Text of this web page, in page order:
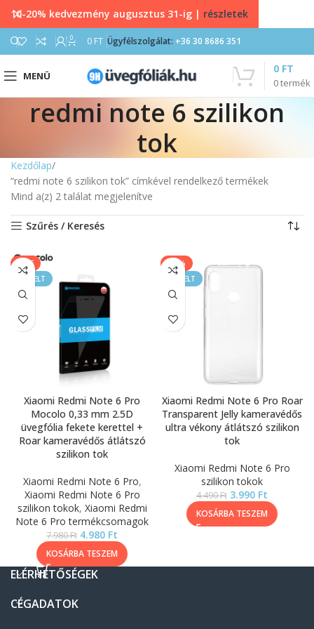
0 0 FT Ügyfélszolgálat: +36 30 8686 351
MENÜ
0termék
0 FT
redmi note 6 szilikon
tok
Kezdőlap
“redmi note 6 szilikon tok” címkével rendelkező termékek
Mind a(z) 2 találat megjelenítve
Szűrés / Keresés
SALE
KIEMELT
Xiaomi Redmi Note 6 Pro
Mocolo 0,33 mm 2.5D
üvegfólia fekete kerettel +
Roar kameravédős átlátszó
szilikon tok
Xiaomi Redmi Note 6 Pro,
Xiaomi Redmi Note 6 Pro
szilikon tokok, Xiaomi Redmi
Note 6 Pro termékcsomagok
7.980Ft 4.980 Ft
KOSÁRBA TESZEM
-11%
KIEMELT
Xiaomi Redmi Note 6 Pro Roar
Transparent Jelly kameravédős
ultra vékony átlátszó szilikon
tok
Xiaomi Redmi Note 6 Pro
szilikon tokok
4.490Ft 3.990 Ft
KOSÁRBA TESZEM
ELÉRHETŐSÉGEK
CÉGADATOK
10-20% kedvezmény augusztus 31-ig | részletek